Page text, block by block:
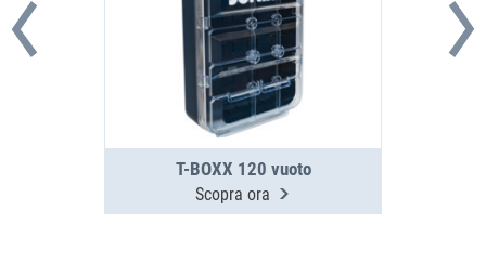
T-BOXX 120 vuoto
Scopra ora